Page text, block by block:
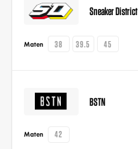
Sneaker District
Maten 38 39.5 45
BSTN
Maten 42